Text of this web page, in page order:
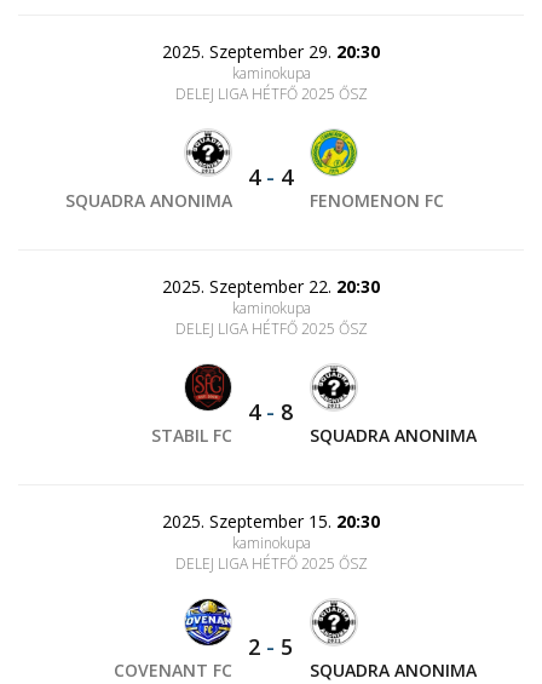
2025. Szeptember 29. 20:30
kaminokupa
DELEJ LIGA HÉTFŐ 2025 ŐSZ
SQUADRA ANONIMA
4- 4
FENOMENON FC
2025. Szeptember 22. 20:30
kaminokupa
DELEJ LIGA HÉTFŐ 2025 ŐSZ
STABIL FC
4- 8
SQUADRA ANONIMA
2025. Szeptember 15. 20:30
kaminokupa
DELEJ LIGA HÉTFŐ 2025 ŐSZ
COVENANT FC
2 - 5
SQUADRA ANONIMA